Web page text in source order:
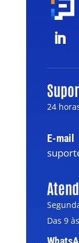
24
E-mail
Das 9